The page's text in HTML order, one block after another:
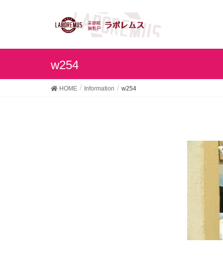
w254
HOME Information w254